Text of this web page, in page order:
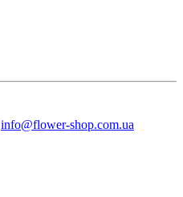
info@flower-shop.com.ua